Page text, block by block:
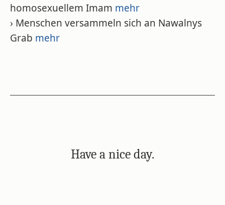
homosexuellem Imam mehr
› Menschen versammeln sich an Nawalnys
Grab mehr
Have a nice day.